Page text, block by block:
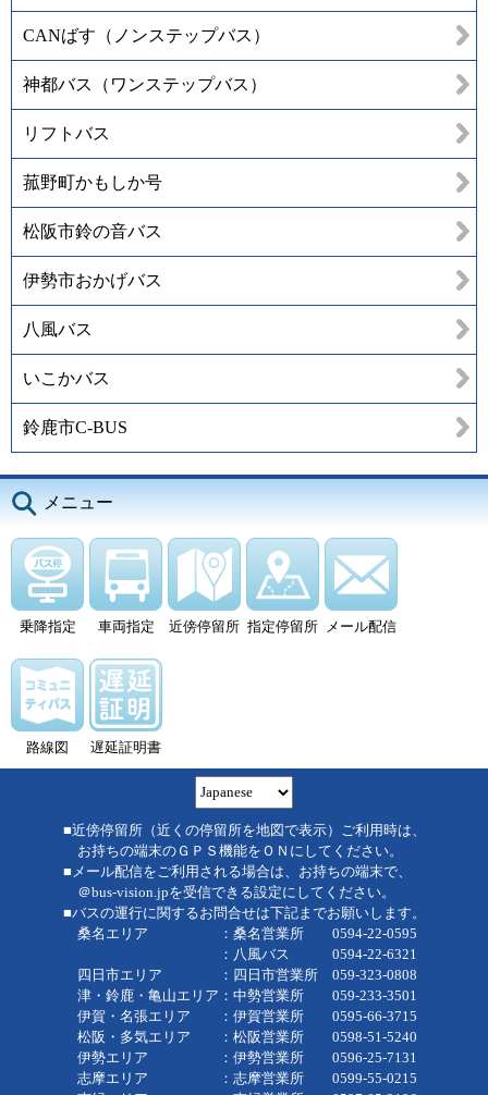
CANばす（ノンステップバス）
神都バス（ワンステップバス）
リフトバス
菰野町かもしか号
松阪市鈴の音バス
伊勢市おかげバス
八風バス
いこかバス
鈴鹿市C-BUS
メニュー
乗降指定 車両指定 近傍停留所 指定停留所 メール配信
路線図 遅延証明書
■近傍停留所（近くの停留所を地図で表示）ご利用時は、
お持ちの端末のＧＰＳ機能をＯＮにしてください。
■メール配信をご利用される場合は、お持ちの端末で、
＠bus-vision.jpを受信できる設定にしてください。
■バスの運行に関するお問合せは下記までお願いします。
桑名エリア ：桑名営業所 0594-22-0595
：八風バス 0594-22-6321
四日市エリア ：四日市営業所 059-323-0808
津・鈴鹿・亀山エリア：中勢営業所 059-233-3501
伊賀・名張エリア ：伊賀営業所 0595-66-3715
松阪・多気エリア ：松阪営業所 0598-51-5240
伊勢エリア ：伊勢営業所 0596-25-7131
志摩エリア ：志摩営業所 0599-55-0215